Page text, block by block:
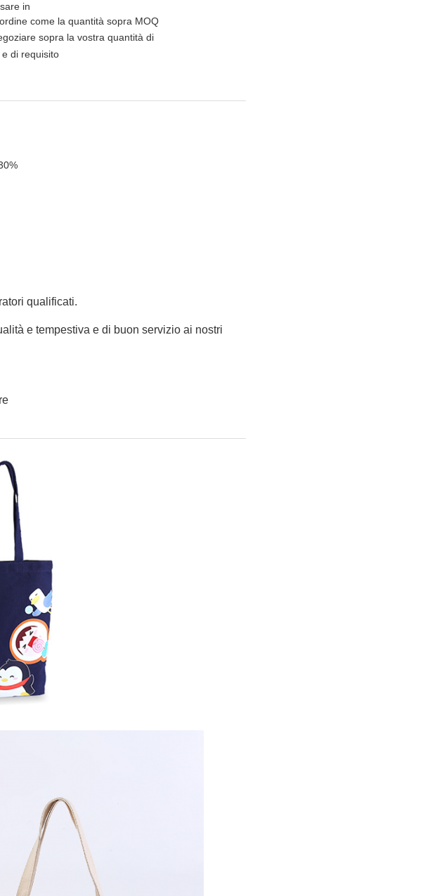
in
come la quantità sopra MOQ
sopra la vostra quantità di
di requisito
qualificati.
e tempestiva e di buon servizio ai nostri